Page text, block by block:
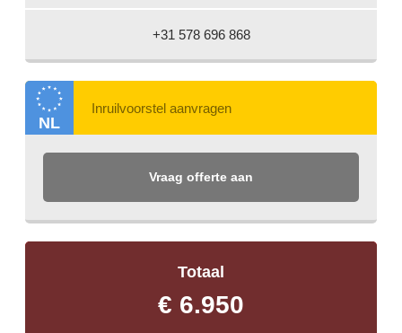
+31 578 696 868
NL
Vraag offerte aan
Totaal
€ 6.950